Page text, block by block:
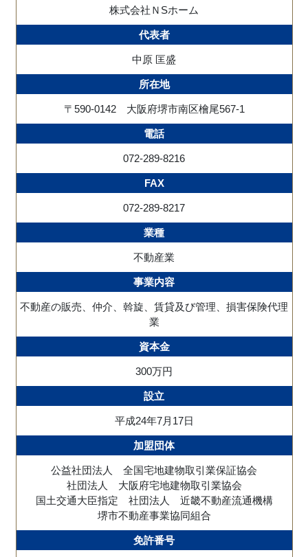
株式会社ＮSホーム
代表者
中原 匡盛
所在地
〒590-0142 大阪府堺市南区檜尾567-1
電話
072-289-8216
FAX
072-289-8217
業種
不動産業
事業内容
不動産の販売、仲介、斡旋、賃貸及び管理、損害保険代理
業
資本金
300万円
設立
平成24年7月17日
加盟団体
公益社団法人 全国宅地建物取引業保証協会
社団法人 大阪府宅地建物取引業協会
国土交通大臣指定 社団法人 近畿不動産流通機構
堺市不動産事業協同組合
免許番号